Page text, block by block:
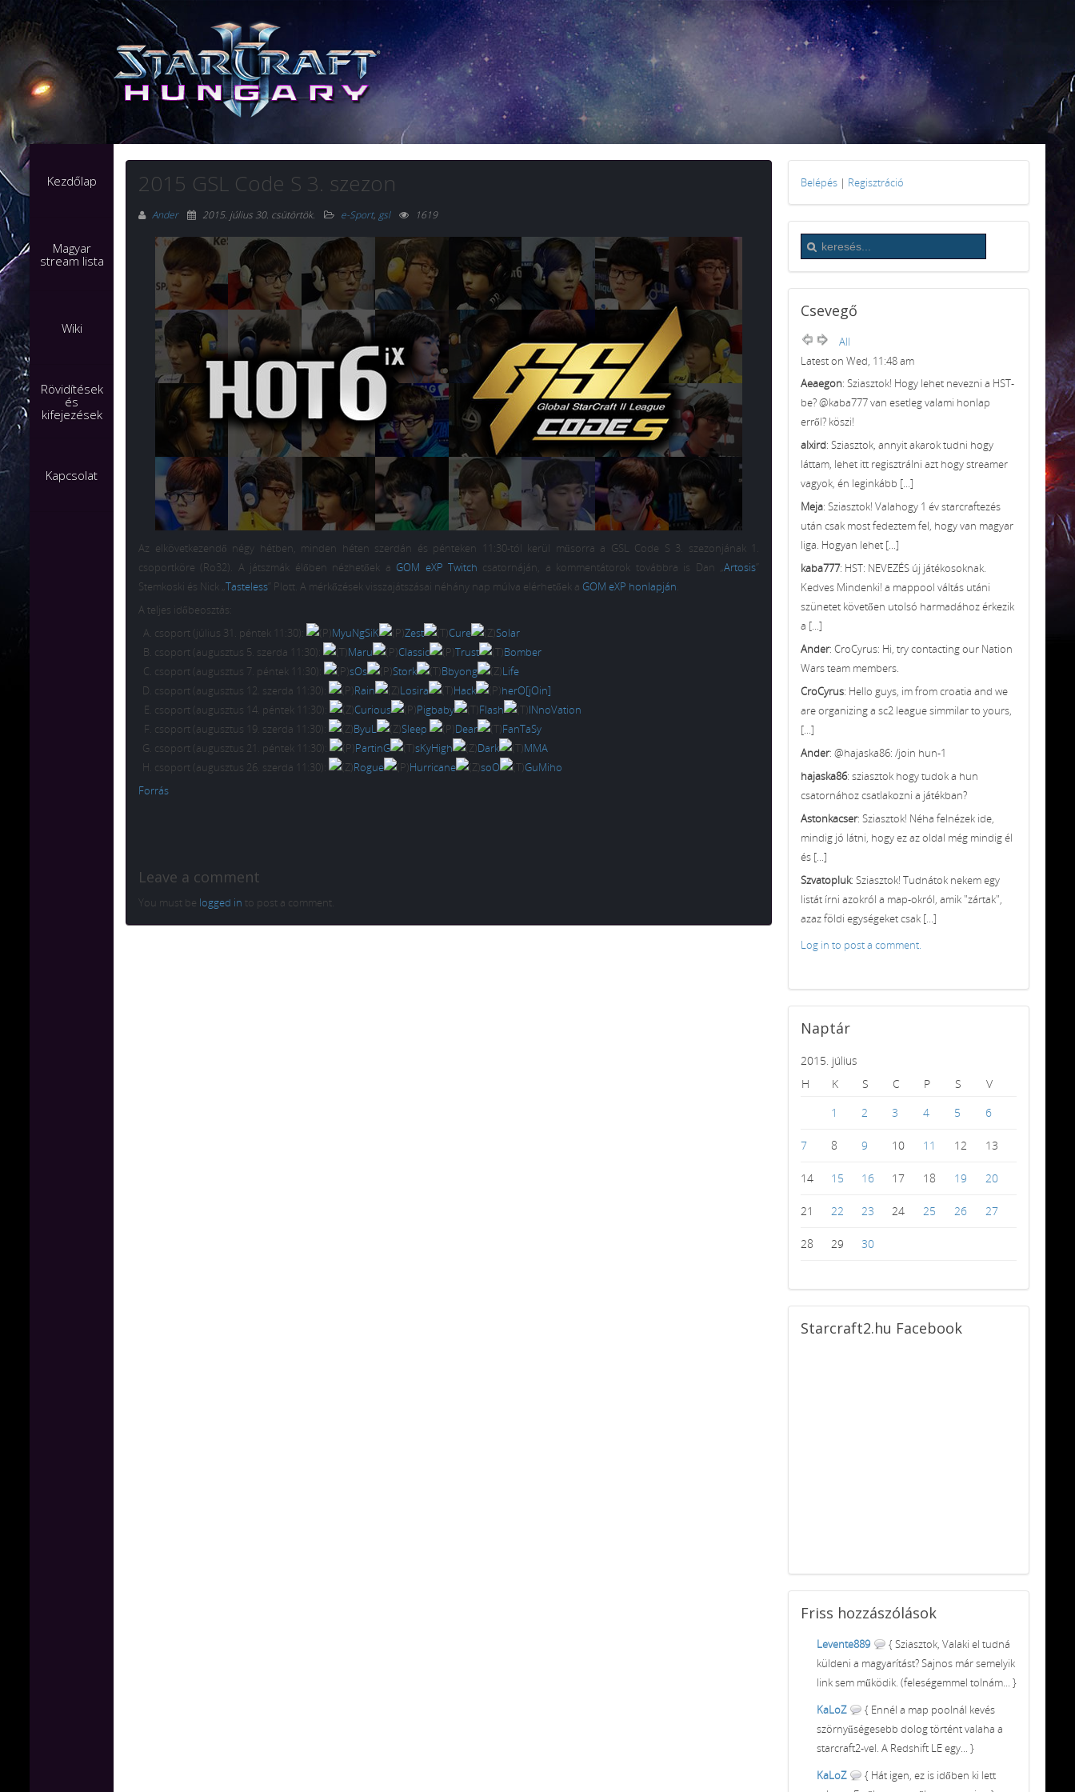
Kezdőlap
Magyar
stream lista
Wiki
Rövidítések
és
kifejezések
Kapcsolat
2015 GSL Code S 3. szezon
Ander 2015. július 30. csütörtök. e-Sport, gsl 1619
Az elkövetkezendő négy hétben, minden héten szerdán és pénteken 11:30-tól kerül műsorra a GSL Code S 3. szezonjának 1.
csoportköre (Ro32). A játszmák élőben nézhetőek a GOM eXP Twitch csatornáján, a kommentátorok továbbra is Dan „Artosis
Stemkoski és Nick „Tasteless ” Plott. A mérkőzések visszajátszásai néhány nap múlva elérhetőek a GOM eXP honlapján.
A teljes időbeosztás:
csoport (július 31. péntek 11:30):
MyuNgSiK Zest Cure
Solar
csoport (augusztus 5. szerda 11:30):
Maru Classic Trust
Bomber
csoport (augusztus 7. péntek 11:30):
sOs Stork Bbyong
Life
csoport (augusztus 12. szerda 11:30):
Rain Losira Hack
herO[jOin]
csoport (augusztus 14. péntek 11:30):
Curious Pigbaby Flash
INnoVation
csoport (augusztus 19. szerda 11:30):
ByuL Sleep Dear
FanTaSy
csoport (augusztus 21. péntek 11:30):
PartinG sKyHigh Dark
MMA
csoport (augusztus 26. szerda 11:30):
Rogue Hurricane soO
GuMiho
Forrás
Leave a comment
You must be logged in to post a comment.
Belépés | Regisztráció
Csevegő
All
Latest on Wed, 11:48 am
Aeaegon: Sziasztok! Hogy lehet nevezni a HST-
be? @kaba777 van esetleg valami honlap
erről? köszi!
alxird: Sziasztok, annyit akarok tudni hogy
láttam, lehet itt regisztrálni azt hogy streamer
vagyok, én leginkább [...]
Meja: Sziasztok! Valahogy 1 év starcraftezés
után csak most fedeztem fel, hogy van magyar
liga. Hogyan lehet [...]
kaba777: HST: NEVEZÉS új játékosoknak.
Kedves Mindenki! a mappool váltás utáni
szünetet követően utolsó harmadához érkezik
a [...]
Ander: CroCyrus: Hi, try contacting our Nation
Wars team members.
CroCyrus: Hello guys, im from croatia and we
are organizing a sc2 league simmilar to yours,
[...]
Ander: @hajaska86: /join hun-1
hajaska86: sziasztok hogy tudok a hun
csatornához csatlakozni a játékban?
Astonkacser: Sziasztok! Néha felnézek ide,
mindig jó látni, hogy ez az oldal még mindig él
és [...]
Szvatopluk: Sziasztok! Tudnátok nekem egy
listát írni azokról a map-okról, amik "zártak",
azaz földi egységeket csak [...]
Log in to post a comment.
Naptár
2015. július
H
K S C P S
V
1
2 3 4 5 6
7 8 9 10 11 12 13
14 15 16 17 18 19 20
21 22 23 24 25 26 27
28 29 30
Starcraft2.hu Facebook
Friss hozzászólások
Levente889
{ Sziasztok, Valaki el tudná
küldeni a magyarítást? Sajnos már semelyik
link sem működik. (feleségemmel tolnám... }
KaLoZ
{ Ennél a map poolnál kevés
szörnyűségesebb dolog történt valaha a
starcraft2-vel. A Redshift LE egy... }
KaLoZ
{ Hát igen, ez is időben ki lett